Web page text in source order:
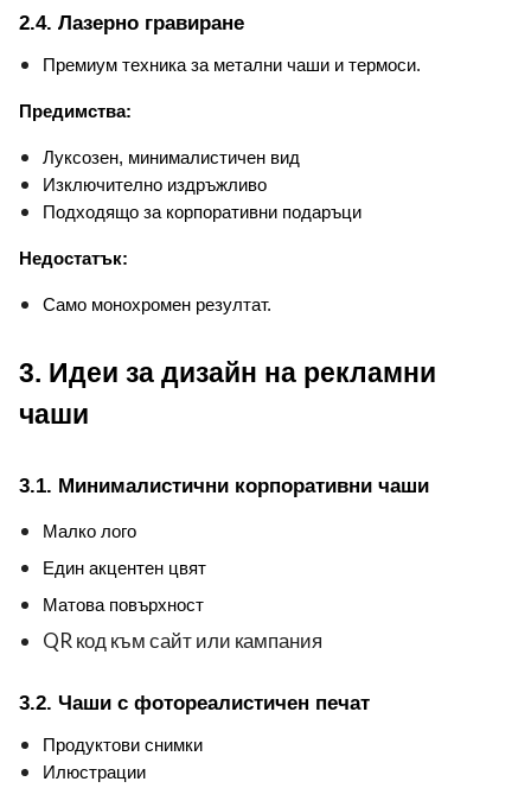
2.4. Лазерно гравиране
Премиум техника за метални чаши и термоси.
Предимства:
Луксозен, минималистичен вид
Изключително издръжливо
Подходящо за корпоративни подаръци
Недостатък:
Само монохромен резултат.
3. Идеи за дизайн на рекламни
чаши
3.1. Минималистични корпоративни чаши
Малко лого
Един акцентен цвят
Матова повърхност
QR код към сайт или кампания
3.2. Чаши с фотореалистичен печат
Продуктови снимки
Илюстрации